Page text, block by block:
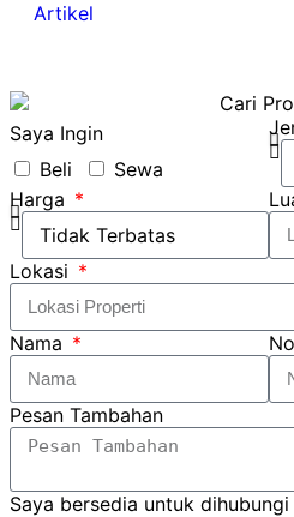
Artikel
Saya Ingin
Beli
Sewa
Harga
Lokasi
Nama
Pesan Tambahan
Saya bersedia untuk